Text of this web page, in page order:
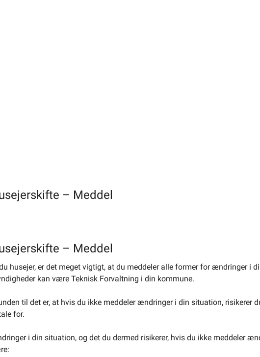
– Meddel
– Meddel
husejer, er det meget vigtigt, at du meddeler alle former for ændringer i
kan være Teknisk Forvaltning i din kommune.
til det er, at hvis du ikke meddeler ændringer i din situation, risikerer
for.
i din situation, og det du dermed risikerer, hvis du ikke meddeler